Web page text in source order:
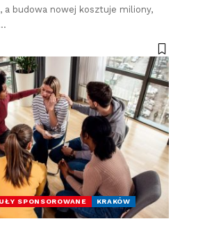
a budowa nowej kosztuje miliony,
SPONSOROWANE
KRAKÓW